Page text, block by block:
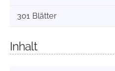
301 Blätter
Inhalt